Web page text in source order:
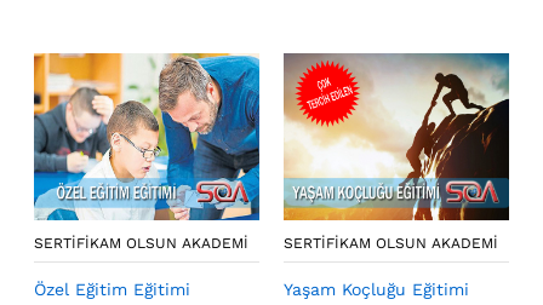
SERTIFIKAM OLSUN AKADEMI
Özel Eğitim Eğitimi
SERTIFIKAM OLSUN AKADEMI
Yaşam Koçluğu Eğitimi